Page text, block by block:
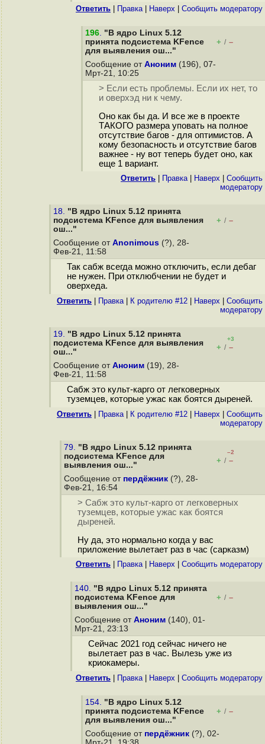
Ответить Правка| Наверх Cообщить модератору
196. "В ядро Linux 5.12
принята подсистема KFence
для выявления ош..."
+ / –
Сообщение от Аноним (196), 07-
Мрт-21, 10:25
> Если есть проблемы. Если их нет, то
и оверхэд ни к чему.
Оно как бы да. И все же в проекте
ТАКОГО размера уповать на полное
отсутствие багов - для оптимистов. А
кому безопасность и отсутствие багов
важнее - ну вот теперь будет оно, как
еще 1 вариант.
Ответить Правка| Наверх
Cообщить
модератору
18. "В ядро Linux 5.12 принята
подсистема KFence для выявления
ош..."
+ / –
Сообщение от Anonimous (?), 28-
Фев-21, 11:58
Так сабж всегда можно отключить, если дебаг
не нужен. При отклюбчении не будет и
оверхеда.
Ответить Правка| К родителю #12 Наверх
Cообщить
модератору
19. "В ядро Linux 5.12 принята
подсистема KFence для выявления
ош..."
+3
+ / –
Сообщение от Аноним (19), 28-
Фев-21, 11:58
Сабж это культ-карго от легковерных
туземцев, которые ужас как боятся дыреней.
Ответить Правка| К родителю #12 Наверх
Cообщить
модератору
79. "В ядро Linux 5.12 принята
подсистема KFence для
выявления ош..."
–2
+ / –
Сообщение от пердёжник (?), 28-
Фев-21, 16:54
> Сабж это культ-карго от легковерных
туземцев, которые ужас как боятся
дыреней.
Ну да, это нормально когда у вас
приложение вылетает раз в час (сарказм)
Ответить Правка| Наверх Cообщить модератору
140. "В ядро Linux 5.12 принята
подсистема KFence для
выявления ош..."
+ / –
Сообщение от Аноним (140), 01-
Мрт-21, 23:13
Сейчас 2021 год сейчас ничего не
вылетает раз в час. Вылезь уже из
криокамеры.
Ответить Правка| Наверх Cообщить модератору
154. "В ядро Linux 5.12
принята подсистема KFence
для выявления ош..."
+ / –
Сообщение от пердёжник (?), 02-